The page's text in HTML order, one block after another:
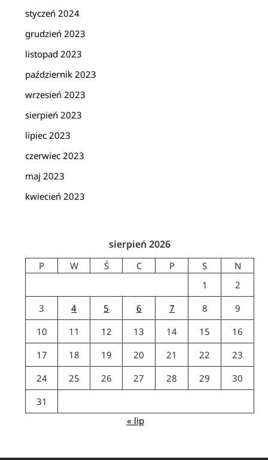
styczeń 2024
grudzień 2023
listopad 2023
październik 2023
wrzesień 2023
sierpień 2023
lipiec 2023
czerwiec 2023
maj 2023
kwiecień 2023
sierpień 2026
P W Ś C P S
N
1
2
3
4 5 6 7 8
9
10
11 12 13 14 15
16
17
18 19 20 21 22
23
24
25 26 27 28 29
30
31
« lip